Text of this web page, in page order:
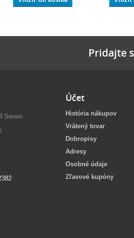
Pridajte
Senec
Účet
História nákupov
Vrátený tovar
Dobropisy
Adresy
Osobné údaje
Zľavové kupóny